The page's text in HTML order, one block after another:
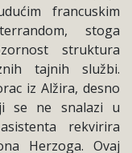
francuskim
stoga
struktura
tajnih službi.
iz Alžira, desno
se ne snalazi u
rekvirira
Herzoga. Ovaj